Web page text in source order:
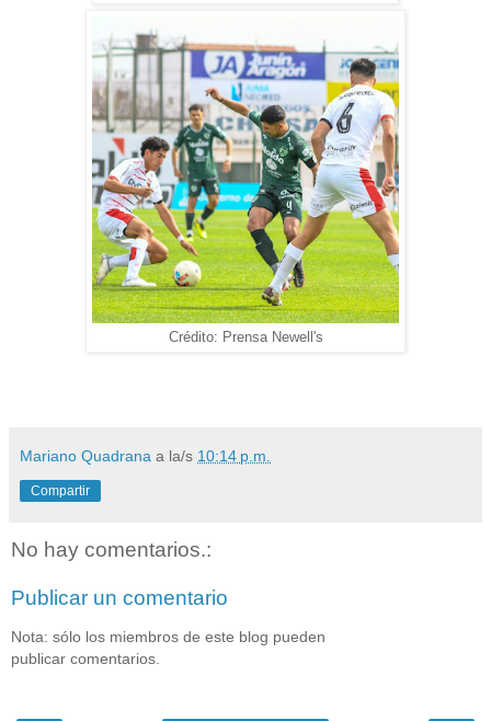
Crédito: Prensa Newell's
Mariano Quadrana a la/s 10:14 p.m.
Compartir
No hay comentarios.:
Publicar un comentario
Nota: sólo los miembros de este blog pueden
publicar comentarios.